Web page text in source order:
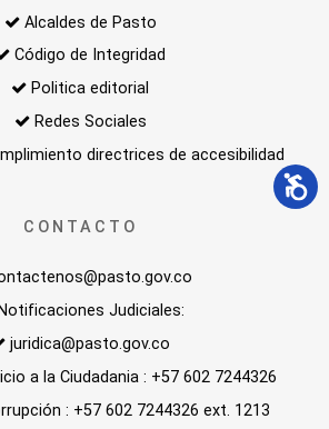
Alcaldes de Pasto
Código de Integridad
Politica editorial
Redes Sociales
directrices de accesibilidad
CONTACTO
Notificaciones Judiciales:
juridica@pasto.gov.co
a la Ciudadania : +57 602 7244326
: +57 602 7244326 ext. 1213